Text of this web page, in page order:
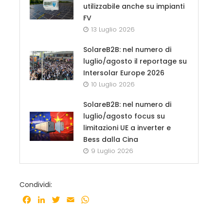
utilizzabile anche su impianti
FV
13 Luglio 2026
SolareB2B: nel numero di
luglio/agosto il reportage su
Intersolar Europe 2026
10 Luglio 2026
SolareB2B: nel numero di
luglio/agosto focus su
limitazioni UE a inverter e
Bess dalla Cina
9 Luglio 2026
Condividi:
Facebook
LinkedInTwitter
Email